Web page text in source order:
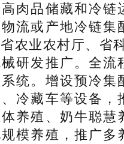
肉品储藏和冷链
流或产地冷链集
农业农村厅、省
研发推广。全流
统。增设预冷集
冷藏车等设备，
养殖、奶牛聪慧
模养殖，推广多